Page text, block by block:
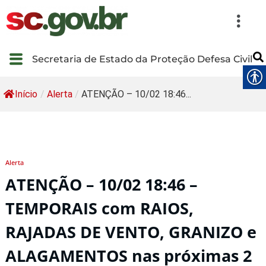
Secretaria de Estado da Proteção Defesa Civil
Início / Alerta / ATENÇÃO – 10/02 18:46...
Alerta
ATENÇÃO – 10/02 18:46 –
TEMPORAIS com RAIOS,
RAJADAS DE VENTO, GRANIZO e
ALAGAMENTOS nas próximas 2